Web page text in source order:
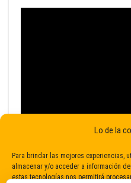
Lo de la
Para brindar las mejores experiencias,
almacenar y/o acceder a información
estas tecnologías nos permitirá